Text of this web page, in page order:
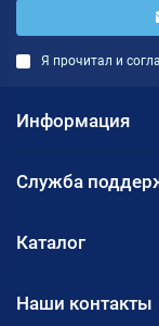
Я прочитал и
Информация
Служба
Каталог
Наши контакты